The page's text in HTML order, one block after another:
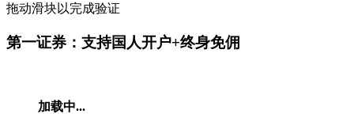
拖动滑块以完成验证
第一证券：支持国人开户+终身免佣
加载中...